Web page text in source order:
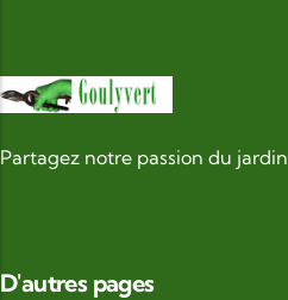
Partagez notre passion du jardin
D'autres pages